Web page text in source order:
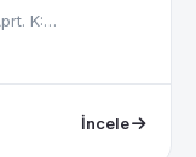
K:…
İncele